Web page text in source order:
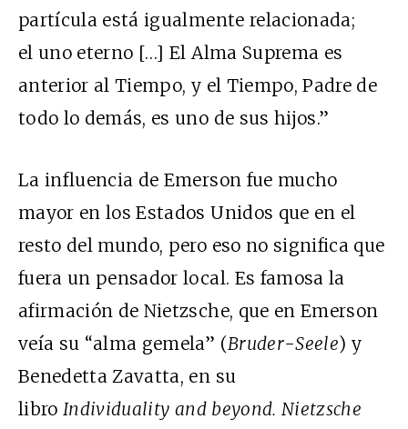
partícula está igualmente relacionada;
el uno eterno […] El Alma Suprema es
anterior al Tiempo, y el Tiempo, Padre de
todo lo demás, es uno de sus hijos.”
La influencia de Emerson fue mucho
mayor en los Estados Unidos que en el
resto del mundo, pero eso no significa que
fuera un pensador local. Es famosa la
afirmación de Nietzsche, que en Emerson
veía su “alma gemela” (Bruder-Seele) y
Benedetta Zavatta, en su
libroIndividuality and beyond. Nietzsche